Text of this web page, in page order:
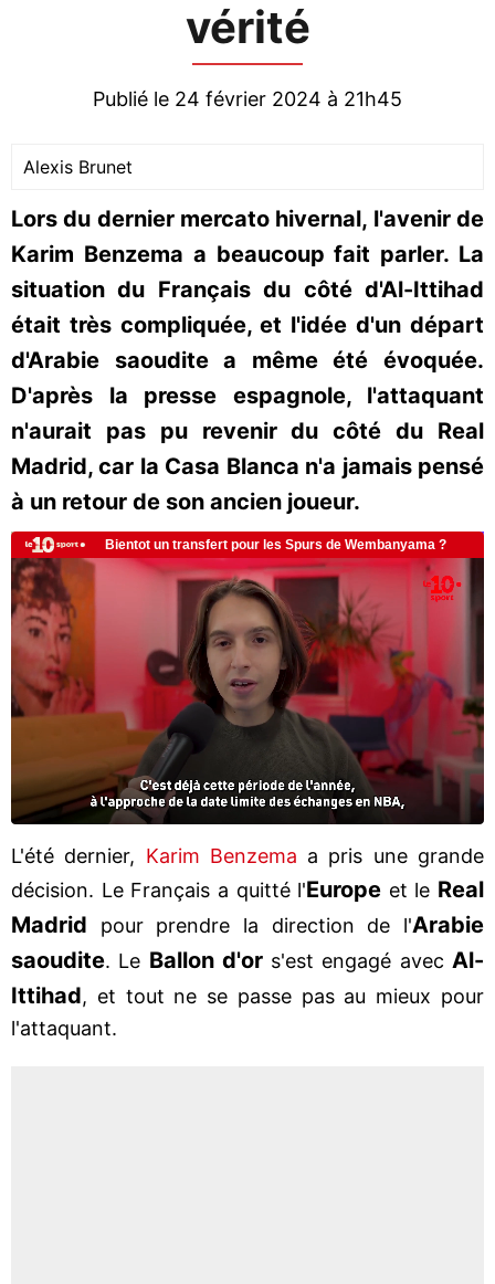
vérité
Publié le 24 février 2024 à 21h45
Alexis Brunet
Lors du dernier mercato hivernal, l'avenir de
Karim Benzema a beaucoup fait parler. La
situation du Français du côté d'Al-Ittihad
était très compliquée, et l'idée d'un départ
d'Arabie saoudite a même été évoquée.
D'après la presse espagnole, l'attaquant
n'aurait pas pu revenir du côté du Real
Madrid, car la Casa Blanca n'a jamais pensé
à un retour de son ancien joueur.
L'été dernier, Karim Benzema a pris une grande
décision. Le Français a quitté l'Europe et le Real
Madrid pour prendre la direction de l'Arabie
saoudite. Le Ballon d'ors'est engagé avec Al-
Ittihad, et tout ne se passe pas au mieux pour
l'attaquant.